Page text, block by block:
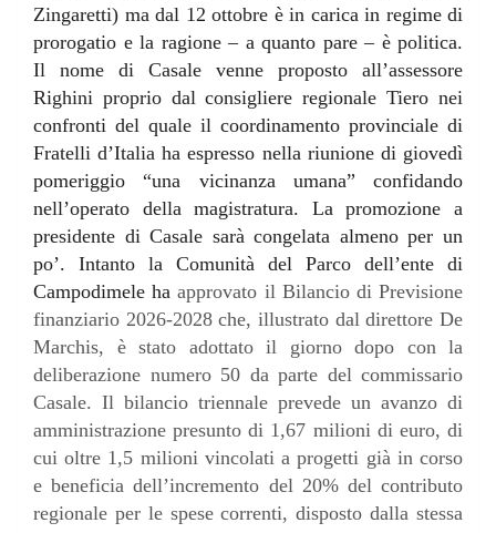
Zingaretti) ma dal 12 ottobre è in carica in regime di
prorogatio e la ragione – a quanto pare – è politica.
Il nome di Casale venne proposto all’assessore
Righini proprio dal consigliere regionale Tiero nei
confronti del quale il coordinamento provinciale di
Fratelli d’Italia ha espresso nella riunione di giovedì
pomeriggio “una vicinanza umana” confidando
nell’operato della magistratura. La promozione a
presidente di Casale sarà congelata almeno per un
po’. Intanto la Comunità del Parco dell’ente di
Campodimele haapprovato il Bilancio di Previsione
finanziario 2026-2028 che, illustrato dal direttore De
Marchis, è stato adottato il giorno dopo con la
deliberazione numero 50 da parte del commissario
Casale. Il bilancio triennale prevede un avanzo di
amministrazione presunto di 1,67 milioni di euro, di
cui oltre 1,5 milioni vincolati a progetti già in corso
e beneficia dell’incremento del 20% del contributo
regionale per le spese correnti, disposto dalla stessa